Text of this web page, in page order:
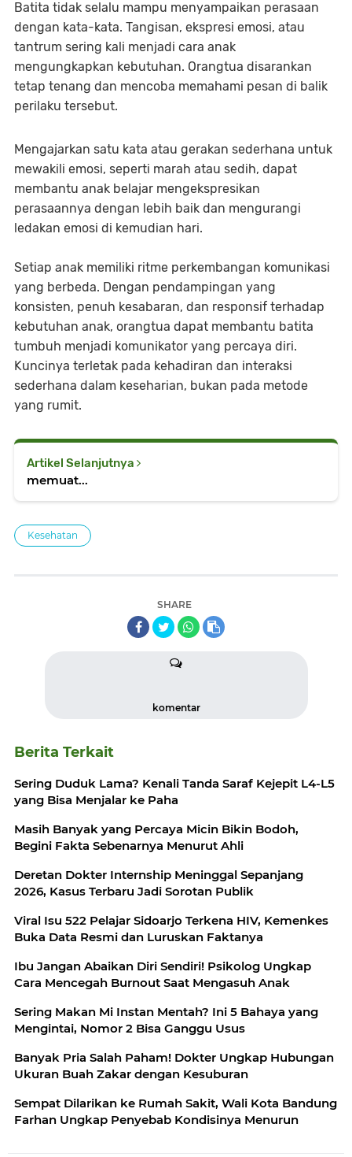
Batita tidak selalu mampu menyampaikan perasaan
dengan kata-kata. Tangisan, ekspresi emosi, atau
tantrum sering kali menjadi cara anak
mengungkapkan kebutuhan. Orangtua disarankan
tetap tenang dan mencoba memahami pesan di balik
perilaku tersebut.
Mengajarkan satu kata atau gerakan sederhana untuk
mewakili emosi, seperti marah atau sedih, dapat
membantu anak belajar mengekspresikan
perasaannya dengan lebih baik dan mengurangi
ledakan emosi di kemudian hari.
Setiap anak memiliki ritme perkembangan komunikasi
yang berbeda. Dengan pendampingan yang
konsisten, penuh kesabaran, dan responsif terhadap
kebutuhan anak, orangtua dapat membantu batita
tumbuh menjadi komunikator yang percaya diri.
Kuncinya terletak pada kehadiran dan interaksi
sederhana dalam keseharian, bukan pada metode
yang rumit.
Artikel Selanjutnya
memuat...
Kesehatan
SHARE
komentar
Berita Terkait
Sering Duduk Lama? Kenali Tanda Saraf Kejepit L4-L5
yang Bisa Menjalar ke Paha
Masih Banyak yang Percaya Micin Bikin Bodoh,
Begini Fakta Sebenarnya Menurut Ahli
Deretan Dokter Internship Meninggal Sepanjang
2026, Kasus Terbaru Jadi Sorotan Publik
Viral Isu 522 Pelajar Sidoarjo Terkena HIV, Kemenkes
Buka Data Resmi dan Luruskan Faktanya
Ibu Jangan Abaikan Diri Sendiri! Psikolog Ungkap
Cara Mencegah Burnout Saat Mengasuh Anak
Sering Makan Mi Instan Mentah? Ini 5 Bahaya yang
Mengintai, Nomor 2 Bisa Ganggu Usus
Banyak Pria Salah Paham! Dokter Ungkap Hubungan
Ukuran Buah Zakar dengan Kesuburan
Sempat Dilarikan ke Rumah Sakit, Wali Kota Bandung
Farhan Ungkap Penyebab Kondisinya Menurun